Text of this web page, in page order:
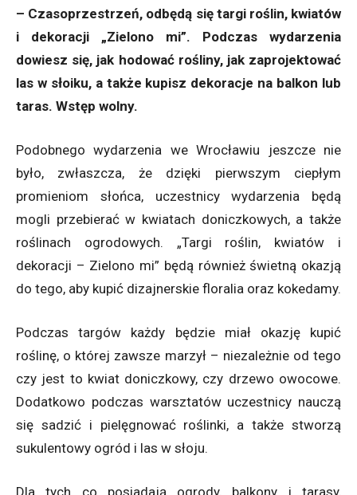
– Czasoprzestrzeń, odbędą się targi roślin, kwiatów
i dekoracji „Zielono mi”. Podczas wydarzenia
dowiesz się, jak hodować rośliny, jak zaprojektować
las w słoiku, a także kupisz dekoracje na balkon lub
taras. Wstęp wolny.
Podobnego wydarzenia we Wrocławiu jeszcze nie
było, zwłaszcza, że dzięki pierwszym ciepłym
promieniom słońca, uczestnicy wydarzenia będą
mogli przebierać w kwiatach doniczkowych, a także
roślinach ogrodowych. „Targi roślin, kwiatów i
dekoracji – Zielono mi” będą również świetną okazją
do tego, aby kupić dizajnerskie floralia oraz kokedamy.
Podczas targów każdy będzie miał okazję kupić
roślinę, o której zawsze marzył – niezależnie od tego
czy jest to kwiat doniczkowy, czy drzewo owocowe.
Dodatkowo podczas warsztatów uczestnicy nauczą
się sadzić i pielęgnować roślinki, a także stworzą
sukulentowy ogród i las w słoju.